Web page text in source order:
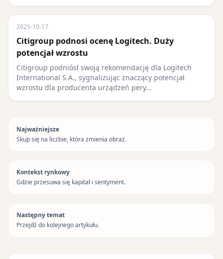
2025-10-17
Citigroup podnosi ocenę Logitech. Duży
potencjał wzrostu
Citigroup podniósł swoją rekomendację dla Logitech
International S.A., sygnalizując znaczący potencjał
wzrostu dla producenta urządzeń pery…
Najważniejsze
Skup się na liczbie, która zmienia obraz.
Kontekst rynkowy
Gdzie przesuwa się kapitał i sentyment.
Następny temat
Przejdź do kolejnego artykułu.